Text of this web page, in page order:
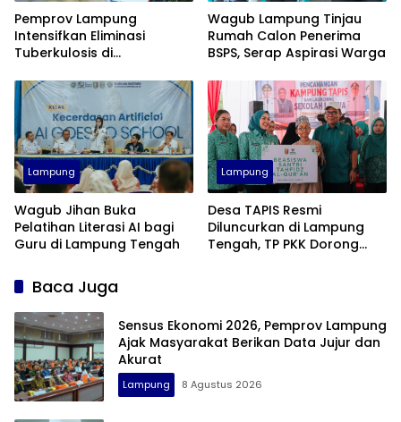
Pemprov Lampung
Intensifkan Eliminasi
Tuberkulosis di
2030
Wagub Lampung Tinjau
Rumah Calon Penerima
BSPS, Serap Aspirasi Warga
Lampung
Wagub Jihan Buka
Pelatihan Literasi AI bagi
Guru di Lampung Tengah
Lampung
Desa TAPIS Resmi
Diluncurkan di Lampung
Tengah, TP PKK Dorong
Baca Juga
Sensus Ekonomi 2026, Pemprov Lampung
Ajak Masyarakat Berikan Data Jujur dan
Akurat
Lampung 8 Agustus 2026